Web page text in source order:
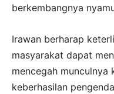
berkembangnya
Irawan berharap
masyarakat dapat
mencegah munculnya
keberhasilan